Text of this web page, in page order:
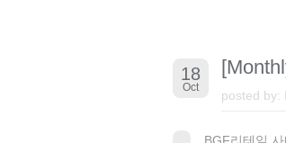
18
Oct
posted by: